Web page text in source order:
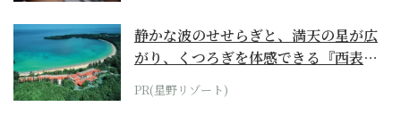
静かな波のせせらぎと、満天の星が広
がり、くつろぎを体感できる『西表島
ホテル by...
PR(星野リゾート)